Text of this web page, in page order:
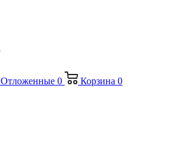
Отложенные 0 Корзина 0